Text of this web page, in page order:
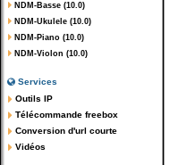
NDM-Basse (10.0)
NDM-Ukulele (10.0)
NDM-Piano (10.0)
NDM-Violon (10.0)
Services
Outils IP
Télécommande freebox
Conversion d'url courte
Vidéos